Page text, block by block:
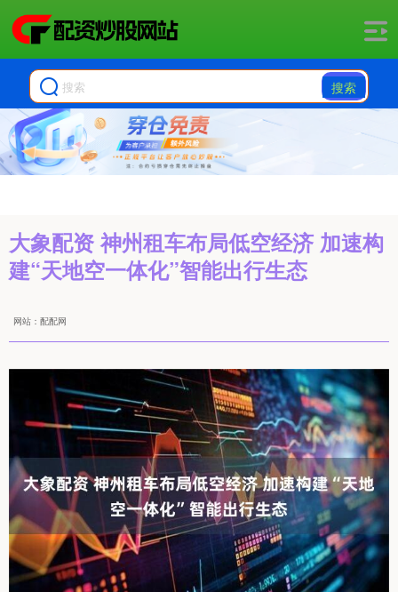
搜索
大象配资 神州租车布局低空经济 加速构
建“天地空一体化”智能出行生态
网站：配配网